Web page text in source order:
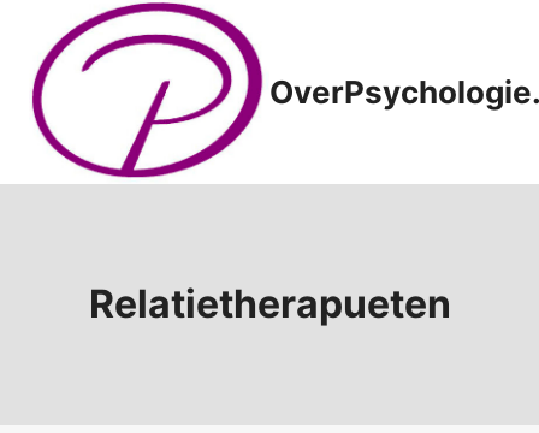
Doorgaan
inhoud
Relatietherapueten